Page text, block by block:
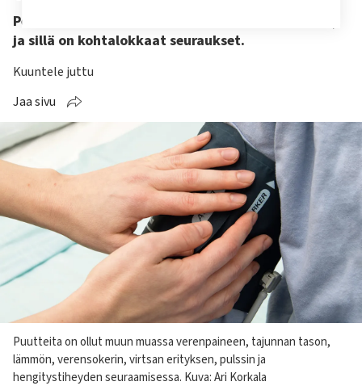
Peruselintoimintojen seuraamisessa on puutteita,
ja sillä on kohtalokkaat seuraukset.
Kuuntele juttu
Jaa sivu
Kuvateksti
Puutteita on ollut muun muassa verenpaineen, tajunnan tason,
lämmön, verensokerin, virtsan erityksen, pulssin ja
hengitystiheyden seuraamisessa. Kuva: Ari Korkala